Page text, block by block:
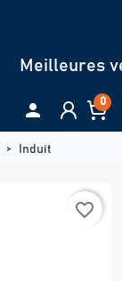
Meilleures
 0
Induit
favorite_border